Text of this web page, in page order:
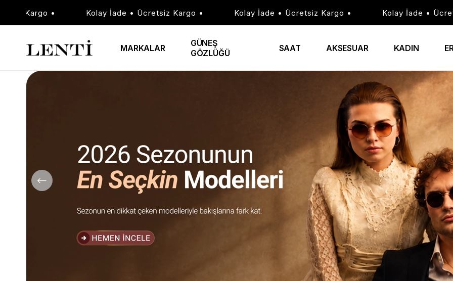
Kolay İade • Ücretsiz Kargo • Kolay İade • Ücretsiz Kargo • Kolay İade • Ücretsiz Kargo •
MARKALAR
GÜNEŞ
GÖZLÜĞÜ
SAAT AKSESUAR KADIN